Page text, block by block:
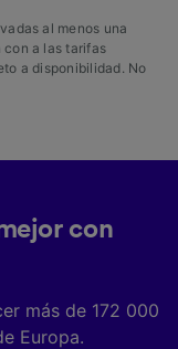
al menos una
con a las tarifas
a disponibilidad. No
con
más de 172 000
Europa.